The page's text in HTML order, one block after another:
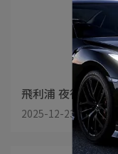
飛利浦 夜行光
2025-12-23